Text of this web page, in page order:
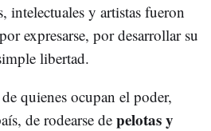
intelectuales y artistas fueron
expresarse, por desarrollar su
libertad.
quienes ocupan el poder,
de rodearse de pelotas y